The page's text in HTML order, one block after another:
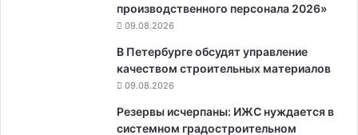
производственного персонала 2026»
09.08.2026
В Петербурге обсудят управление
качеством строительных материалов
09.08.2026
Резервы исчерпаны: ИЖС нуждается в
системном градостроительном